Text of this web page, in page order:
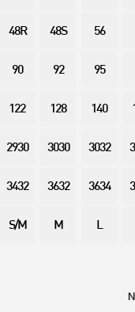
48R 48S 56
90 92 95
122 128 140
2930 3030 3032
3432 3632 3634
S/M M L